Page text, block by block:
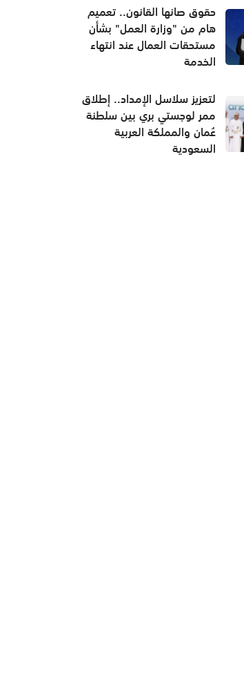
حقوق صانها القانون.. تعميم
هام من "وزارة العمل" بشأن
مستحقات العمال عند انتهاء
الخدمة
لتعزيز سلاسل الإمداد.. إطلاق
ممر لوجستي بري بين سلطنة
عُمان والمملكة العربية
السعودية